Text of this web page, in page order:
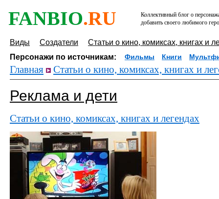
FANBIO.RU
Коллективный блог о
добавить своего любимого
Виды Создатели
Статьи о кино, комиксах, книгах и
Персонажи по источникам:
Фильмы Книги
Главная Статьи о кино, комиксах, книгах и
Реклама и дети
Статьи о кино, комиксах, книгах и легендах